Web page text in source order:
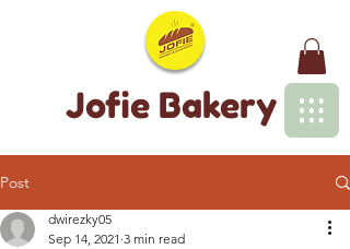
Jofie Bakery
Post
dwirezky05
Sep 14, 2021 3 min read